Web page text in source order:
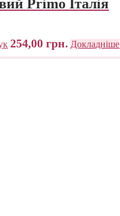
Primo Італія
254,00грн. Докладніше